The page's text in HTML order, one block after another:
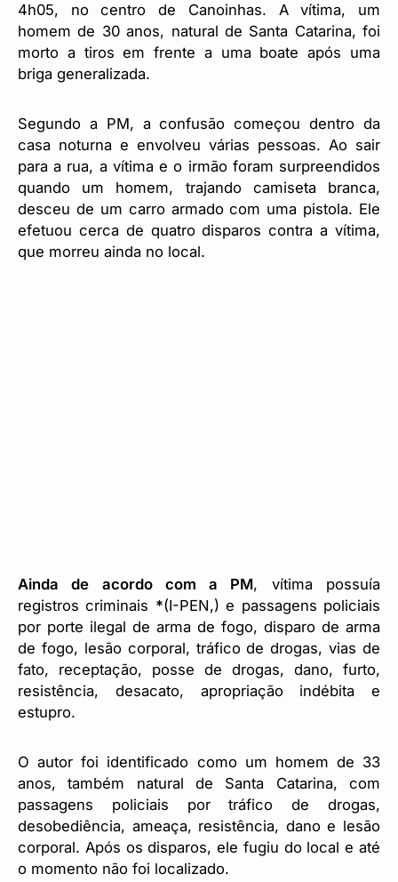
4h05, no centro de Canoinhas. A vítima, um
homem de 30 anos, natural de Santa Catarina, foi
morto a tiros em frente a uma boate após uma
briga generalizada.
Segundo a PM, a confusão começou dentro da
casa noturna e envolveu várias pessoas. Ao sair
para a rua, a vítima e o irmão foram surpreendidos
quando um homem, trajando camiseta branca,
desceu de um carro armado com uma pistola. Ele
efetuou cerca de quatro disparos contra a vítima,
que morreu ainda no local.
Ainda de acordo com a PM, vítima possuía
registros criminais *(I-PEN,) e passagens policiais
por porte ilegal de arma de fogo, disparo de arma
de fogo, lesão corporal, tráfico de drogas, vias de
fato, receptação, posse de drogas, dano, furto,
resistência, desacato, apropriação indébita e
estupro.
O autor foi identificado como um homem de 33
anos, também natural de Santa Catarina, com
passagens policiais por tráfico de drogas,
desobediência, ameaça, resistência, dano e lesão
corporal. Após os disparos, ele fugiu do local e até
o momento não foi localizado.